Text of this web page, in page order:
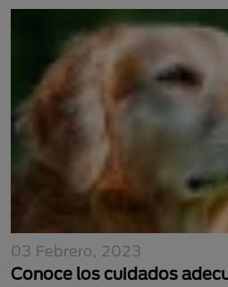
03 Febrero, 2023
Conoce los cuidados